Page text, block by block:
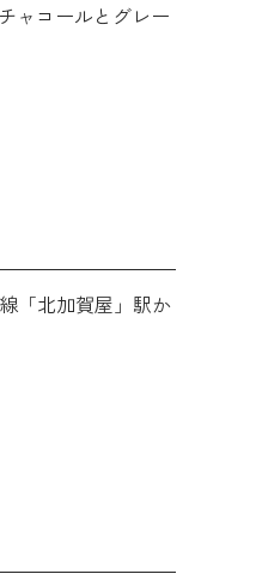
ャコールとグレー
「北加賀屋」駅か